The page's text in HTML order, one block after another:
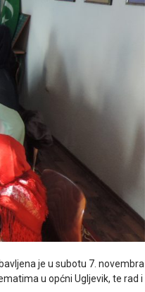
je u subotu 7. novembra
u općni Ugljevik, te rad i